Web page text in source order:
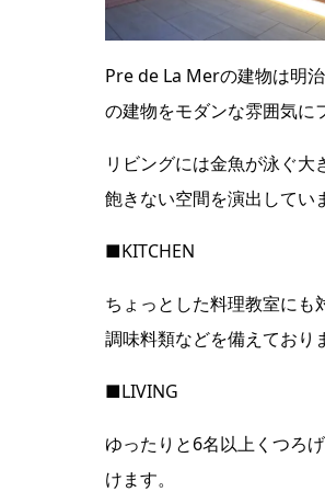
Pre de La Merの建物は明
の建物をモダンな雰囲気に
リビングには金魚が泳ぐ
飽きない空間を演出してい
■KITCHEN
ちょっとした料理教室に
調味料類などを備えており
■LIVING
ゆったりと6名以上くつろ
けます。